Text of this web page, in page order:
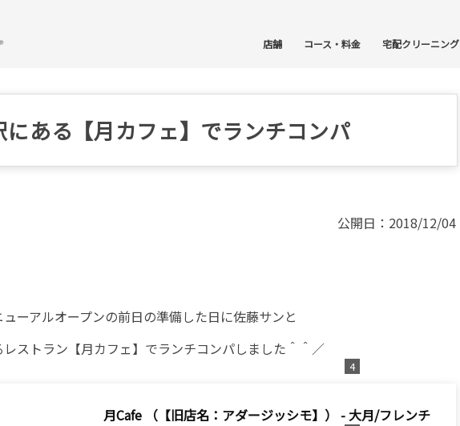
店舗 コース・料金 宅配クリーニング
にある【月カフェ】でランチコンパ
公開日：2018/12/04
ーアルオープンの前日の準備した日に佐藤サンと
ストラン【月カフェ】でランチコンパしました＾＾／
月Cafe （【旧店名：アダージッシモ】） - 大月/フレンチ